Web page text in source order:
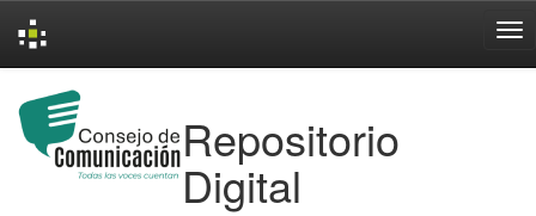
navigation
Repositorio
Digital